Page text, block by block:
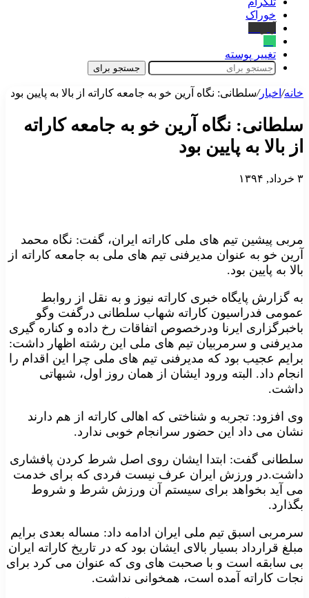
خوراک
تغییر پوسته
جستجو برای
خانه/ اخبار/سلطانی: نگاه آرین خو به جامعه کاراته از بالا به پایین بود
سلطانی: نگاه آرین خو به جامعه کاراته
از بالا به پایین بود
۳ خرداد, ۱۳۹۴
مربی پیشین تیم های ملی کاراته ایران، گفت: نگاه محمد
آرین خو به عنوان مدیرفنی تیم های ملی به جامعه کاراته از
بالا به پایین بود.
به گزارش پایگاه خبری کاراته نیوز و به نقل از روابط
عمومی فدراسیون کاراته شهاب سلطانی درگفت وگو
باخبرگزاری ایرنا ودرخصوص اتفاقات رخ داده و کناره گیری
مدیرفنی و سرمربیان تیم های ملی این رشته اظهار داشت:
برایم عجیب بود که مدیرفنی تیم های ملی چرا این اقدام را
انجام داد. البته ورود ایشان از همان روز اول، شبهاتی
داشت.
وی افزود: تجربه و شناختی که اهالی کاراته از هم دارند
نشان می داد این حضور سرانجام خوبی ندارد.
سلطانی گفت: ابتدا ایشان روی اصل شرط کردن پافشاری
داشت.در ورزش ایران عرف نیست فردی که برای خدمت
می آید بخواهد برای سیستم آن ورزش شرط و شروط
بگذارد.
سرمربی اسبق تیم ملی ایران ادامه داد: مساله بعدی برایم
مبلغ قرارداد بسیار بالای ایشان بود که در تاریخ کاراته ایران
بی سابقه است و با صحبت های وی که عنوان می کرد برای
نجات کاراته آمده است، همخوانی نداشت.